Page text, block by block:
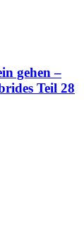
gehen –
Teil 28